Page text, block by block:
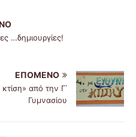
…δημιουργίες!
ΕΠΌΜΕΝΟ
από την Γ΄
Γυμνασίου